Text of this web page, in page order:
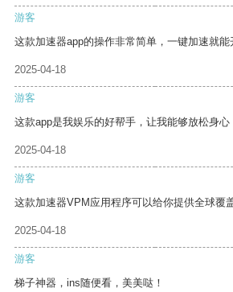
游客
这款加速器app的操作非常简单，一键加速就能
2025-04-18
游客
这款app是我娱乐的好帮手，让我能够放松身心
2025-04-18
游客
这款加速器VPM应用程序可以给你提供全球覆
2025-04-18
游客
梯子神器，ins随便看，美美哒！